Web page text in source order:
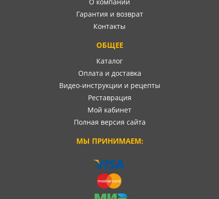
О компании
Гарантия и возврат
Контакты
ОБЩЕЕ
Каталог
Оплата и доставка
Видео-инструкции и рецепты
Реставрация
Мой кабинет
Полная версия сайта
МЫ ПРИНИМАЕМ: